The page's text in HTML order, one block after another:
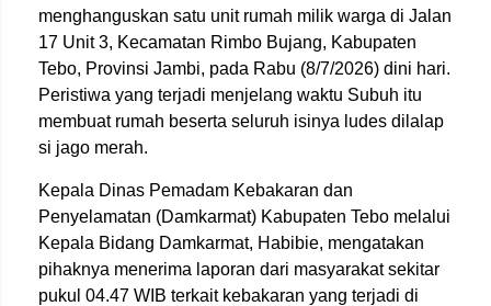
menghanguskan satu unit rumah milik warga di Jalan
17 Unit 3, Kecamatan Rimbo Bujang, Kabupaten
Tebo, Provinsi Jambi, pada Rabu (8/7/2026) dini hari.
Peristiwa yang terjadi menjelang waktu Subuh itu
membuat rumah beserta seluruh isinya ludes dilalap
si jago merah.
Kepala Dinas Pemadam Kebakaran dan
Penyelamatan (Damkarmat) Kabupaten Tebo melalui
Kepala Bidang Damkarmat, Habibie, mengatakan
pihaknya menerima laporan dari masyarakat sekitar
pukul 04.47 WIB terkait kebakaran yang terjadi di